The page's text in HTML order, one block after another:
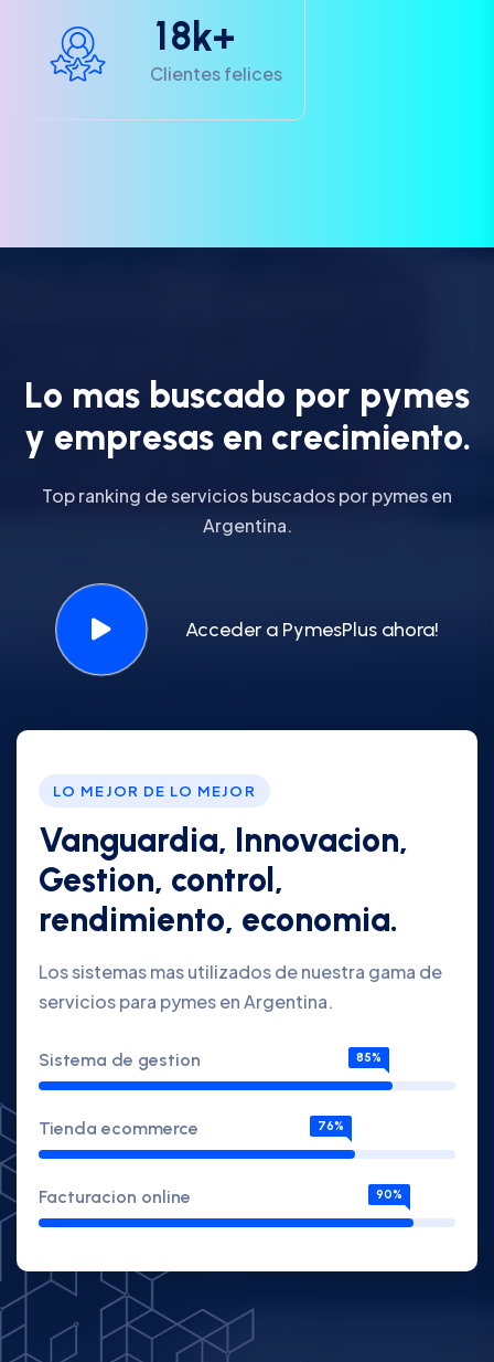
18k+
Clientes felices
Lo mas buscado por pymes
y empresas en crecimiento.
Top ranking de servicios buscados por pymes en
Argentina.
Acceder a PymesPlus ahora!
LO MEJOR DE LO MEJOR
Vanguardia, Innovacion,
Gestion, control,
rendimiento, economia.
Los sistemas mas utilizados de nuestra gama de
servicios para pymes en Argentina.
Sistema de gestion 85%
Tienda ecommerce 76%
Facturacion online 90%